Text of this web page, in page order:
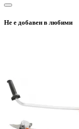
Не е добавен в любими